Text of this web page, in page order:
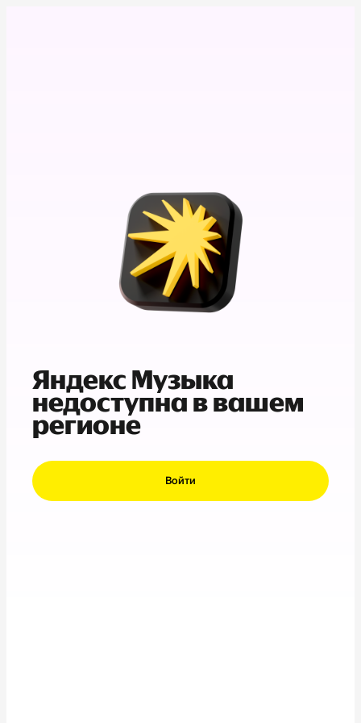
Яндекс Музыка
недоступна в вашем
регионе
Войти